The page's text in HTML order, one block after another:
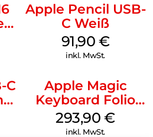
Apple Pencil USB-
C Weiß
91,90 €
inkl. MwSt.
C
Apple Magic
Keyboard Folio
iPad 10.9″ (10.Gen.)
Weiß
293,90€
inkl. MwSt.